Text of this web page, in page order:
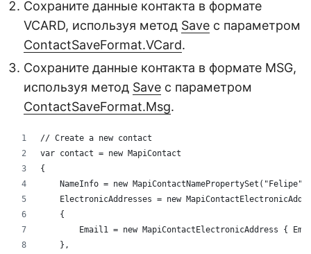
Сохраните данные контакта в формате
VCARD, используя метод Save с параметром
ContactSaveFormat.VCard.
Сохраните данные контакта в формате MSG,
используя метод Save с параметром
ContactSaveFormat.Msg.
// Create a new contact
var contact = new MapiContact
{
NameInfo = new
ElectronicAddresses = new
    {
Email1 = new MapiContactElectronicAddress {
    },